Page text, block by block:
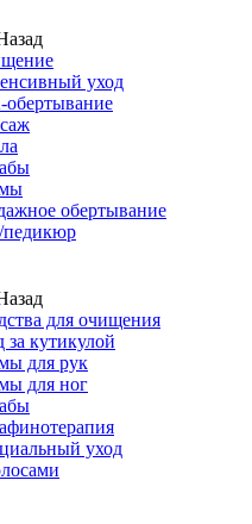
уход
обертывание
обертывание
для очищения
за кутикулой
для рук
для ног
уход